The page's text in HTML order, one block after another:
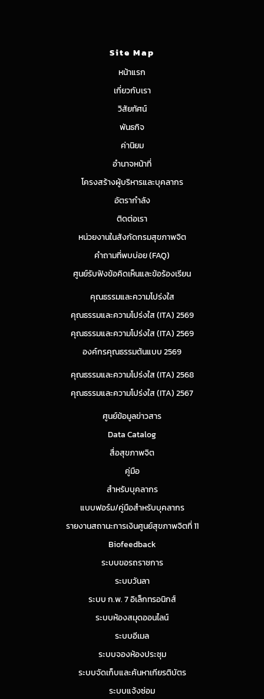
Site Map
หน้าแรก
เกี่ยวกับเรา
วิสัยทัศน์
พันธกิจ
ค่านิยม
อำนาจหน้าที่
โครงสร้างผู้บริหารและบุคลากร
อัตรากำลัง
ติดต่อเรา
หน่วยงานในสังกัดกรมสุขภาพจิต
คำถามที่พบบ่อย (FAQ)
ศูนย์รับฟังข้อคิดเห็นและข้อร้องเรียน
คุณธรรมและความโปร่งใส
คุณธรรมและความโปร่งใส (ITA) 2569
คุณธรรมและความโปร่งใส (ITA) 2569
องค์กรคุณธรรมต้นแบบ 2569
คุณธรรมและความโปร่งใส (ITA) 2568
คุณธรรมและความโปร่งใส (ITA) 2567
ศูนย์ข้อมูลข่าวสาร
Data Catalog
สื่อสุขภาพจิต
คู่มือ
สำหรับบุคลากร
แบบฟอร์ม/คู่มือสำหรับบุคลากร
รายงานสถานะการเงินศูนย์สุขภาพจิตที่ 11
Biofeedback
ระบบขอรถราชการ
ระบบวันลา
ระบบ ก.พ. 7 อิเล็กทรอนิกส์
ระบบห้องสมุดออนไลน์
ระบบอีเมล
ระบบจองห้องประชุม
ระบบจัดเก็บและค้นหาเกียรติบัตร
ระบบแจ้งซ่อม